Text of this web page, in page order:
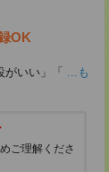
OK
いい」「 ...も
ご理解くださ